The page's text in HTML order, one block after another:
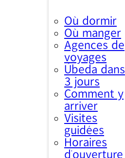
Où dormir
Où manger
Agences de
voyages
Úbeda dans
3 jours
Comment y
arriver
Visites
guidées
Horaires
d’ouverture